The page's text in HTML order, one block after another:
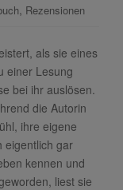
n
, Rezensionen
als sie eines
einer Lesung
bei ihr auslösen.
die Autorin
ihre eigene
eigentlich gar
kennen und
liest sie